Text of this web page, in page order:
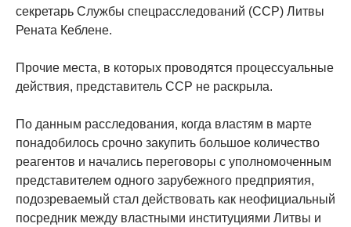
секретарь Службы спецрасследований (ССР) Литвы
Рената Кеблене.
Прочие места, в которых проводятся процессуальные
действия, представитель ССР не раскрыла.
По данным расследования, когда властям в марте
понадобилось срочно закупить большое количество
реагентов и начались переговоры с уполномоченным
представителем одного зарубежного предприятия,
подозреваемый стал действовать как неофициальный
посредник между властными институциями Литвы и